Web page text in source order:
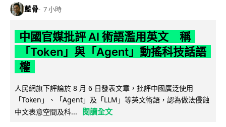
藍骨 7 小時
中國官媒批評 AI 術語濫用英文 稱
「Token」與「Agent」動搖科技話語
權
人民網旗下評論於 8 月 6 日發表文章，批評中國廣泛使用
「Token」、「Agent」及「LLM」等英文術語，認為做法侵蝕
中文表意空間及科...
閱讀全文